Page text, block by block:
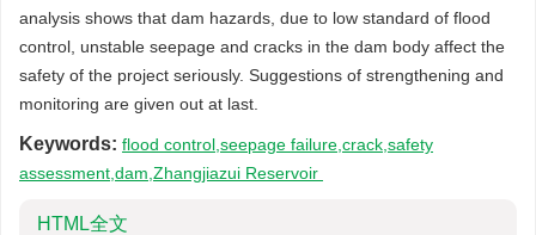
analysis shows that dam hazards, due to low standard of flood
control, unstable seepage and cracks in the dam body affect the
safety of the project seriously. Suggestions of strengthening and
monitoring are given out at last.
Keywords: flood control,seepage failure,crack,safety
assessment,dam,Zhangjiazui Reservoir
HTML全文